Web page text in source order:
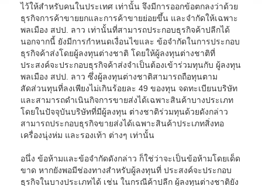
ไว้ให้สำหรับคนในประเทศ เท่านั้น จึงมีการออกข้อตกลงว่าด้วย
ธุรกิจการค้าขายยกและการค้าขายย่อยขึ้น และจำกัดให้เฉพาะ
พลเมือง สปป. ลาว เท่านั้นที่สามารถประกอบธุรกิจค้าปลีกได้
นอกจากนี้ ยังมีการกำหนดเงื่อนไขและ ข้อจำกัดในการประกอบ
ธุรกิจค้าส่งโดยผู้ลงทุนต่างชาติ โดยให้ผู้ลงทุนต่างชาติที่
ประสงค์จะประกอบธุรกิจค้าส่งจำเป็นต้องเข้าร่วมทุนกับ ผู้ลงทุน
พลเมือง สปป. ลาว ซึ่งผู้ลงทุนต่างชาติสามารถถือทุนตาม
สัดส่วนทุนที่ลงเพียงไม่เกินร้อยละ 49 ของทุน จดทะเบียนบริษัท
และสามารถดำเนินกิจการขายส่งได้เฉพาะสินค้าบางประเภท
โดยในปัจจุบันบริษัทที่มีผู้ลงทุน ต่างชาติร่วมทุนด้วยดังกล่าว
สามารถประกอบธุรกิจขายส่งได้เฉพาะสินค้าประเภทสิ่งทอ
เครื่องนุ่งห่ม และรองเท้า ต่างๆ เท่านั้น
อนึ่ง ข้อห้ามและข้อจำกัดดังกล่าว ก็ใช่ว่าจะเป็นข้อห้ามโดยเด็ด
ขาด หากยังพอมีช่องทางสำหรับผู้ลงทุนที่ ประสงค์จะประกอบ
ธุรกิจในบางประเภทได้ เช่น ในกรณีค้าปลีก ผู้ลงทุนต่างชาติยัง